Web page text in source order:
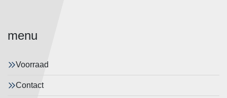
menu
Voorraad
Contact